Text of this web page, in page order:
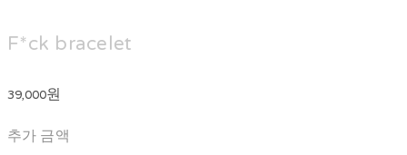
F*ck bracelet
39,000원
추가 금액